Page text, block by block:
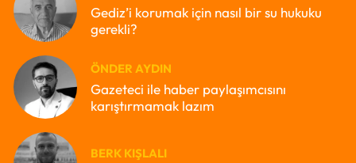
Gediz’i korumak için nasıl bir su hukuku
gerekli?
ÖNDER AYDIN
Gazeteci ile haber paylaşımcısını
karıştırmamak lazım
BERK KIŞLALI